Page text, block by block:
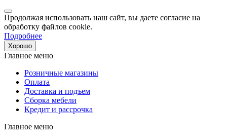
Продолжая использовать наш сайт, вы даете согласие на
обработку файлов cookie.
Подробнее
Хорошо
Главное меню
Розничные магазины
Оплата
Доставка и подъем
Сборка мебели
Кредит и рассрочка
Главное меню